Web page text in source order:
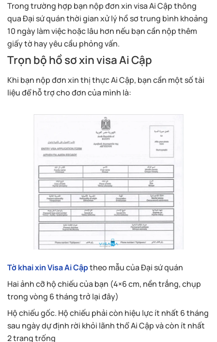
Trong trường hợp bạn nộp đơn xin visa Ai Cập thông
qua Đại sứ quán thời gian xử lý hồ sơ trung bình khoảng
10 ngày làm việc hoặc lâu hơn nếu bạn cần nộp thêm
giấy tờ hay yêu cầu phỏng vấn.
Trọn bộ hồ sơ xin visa Ai Cập
Khi bạn nộp đơn xin thị thực Ai Cập, bạn cần một số tài
liệu để hỗ trợ cho đơn của mình là:
Tờ khai xin Visa Ai Cậptheo mẫu của Đại sứ quán
Hai ảnh cỡ hộ chiếu của bạn (4×6 cm, nền trắng, chụp
trong vòng 6 tháng trở lại đây)
Hộ chiếu gốc. Hộ chiếu phải còn hiệu lực ít nhất 6 tháng
sau ngày dự định rời khỏi lãnh thổ Ai Cập và còn ít nhất
2 trang trống